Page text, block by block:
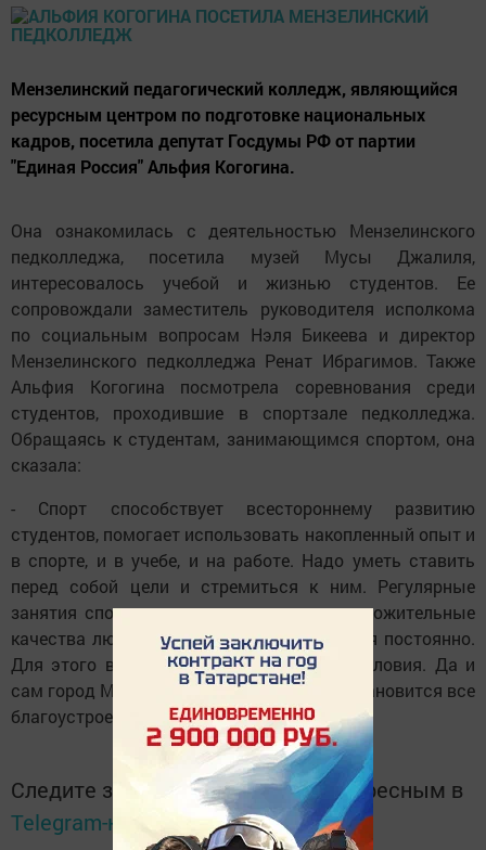
Мензелинский педагогический колледж, являющийся
ресурсным центром по подготовке национальных
кадров, посетила депутат Госдумы РФ от партии
"Единая Россия" Альфия Когогина.
Она ознакомилась с деятельностью Мензелинского
педколледжа, посетила музей Мусы Джалиля,
интересовалось учебой и жизнью студентов. Ее
сопровождали заместитель руководителя исполкома
по социальным вопросам Нэля Бикеева и директор
Мензелинского педколледжа Ренат Ибрагимов. Также
Альфия Когогина посмотрела соревнования среди
студентов, проходившие в спортзале педколледжа.
Обращаясь к студентам, занимающимся спортом, она
сказала:
- Спорт способствует всестороннему развитию
студентов, помогает использовать накопленный опыт и
в спорте, и в учебе, и на работе. Надо уметь ставить
перед собой цели и стремиться к ним. Регулярные
занятия спортом помогают развивать положительные
качества людей. Спортом надо заниматься постоянно.
Для этого в Мензелинске созданы все условия. Да и
сам город Мензелинск с каждым годом становится все
благоустроеннее и краше.
Следите за самым важным и интересным в
Telegram-каналеТатмедиа